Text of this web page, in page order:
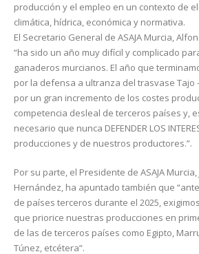
producción y el empleo en un contexto de
climática, hídrica, económica y normativa.
El Secretario General de ASAJA Murcia,
“ha sido un año muy difícil y complicado
ganaderos murcianos. El año que
por la defensa a ultranza del trasvase Tajo
por un gran incremento de los costes
competencia desleal de terceros países y,
necesario que nunca DEFENDER LOS
producciones y de nuestros productores.”.
Por su parte, el Presidente de ASAJA Murcia,
Hernández, ha apuntado también que
de países terceros durante el 2025,
que priorice nuestras producciones en
de las de terceros países como Egipto,
Túnez, etcétera”.